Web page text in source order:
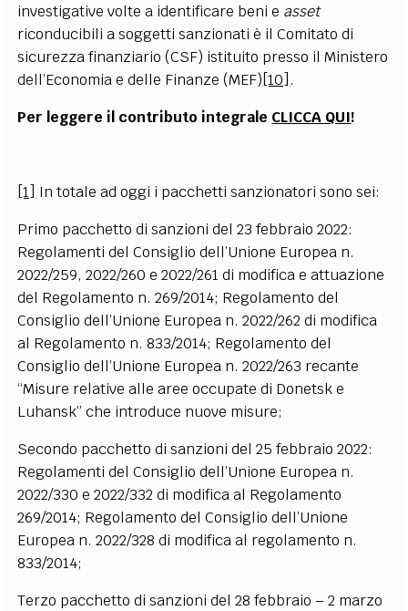
investigative volte a identificare beni e asset
riconducibili a soggetti sanzionati è il Comitato di
sicurezza finanziario (CSF) istituito presso il Ministero
dell’Economia e delle Finanze (MEF)[10] .
Per leggere il contributo integrale CLICCA QUI!
[1] In totale ad oggi i pacchetti sanzionatori sono sei:
Primo pacchetto di sanzioni del 23 febbraio 2022:
Regolamenti del Consiglio dell’Unione Europea n.
2022/259, 2022/260 e 2022/261 di modifica e attuazione
del Regolamento n. 269/2014; Regolamento del
Consiglio dell’Unione Europea n. 2022/262 di modifica
al Regolamento n. 833/2014; Regolamento del
Consiglio dell’Unione Europea n. 2022/263 recante
“Misure relative alle aree occupate di Donetsk e
Luhansk” che introduce nuove misure;
Secondo pacchetto di sanzioni del 25 febbraio 2022:
Regolamenti del Consiglio dell’Unione Europea n.
2022/330 e 2022/332 di modifica al Regolamento
269/2014; Regolamento del Consiglio dell’Unione
Europea n. 2022/328 di modifica al regolamento n.
833/2014;
Terzo pacchetto di sanzioni del 28 febbraio – 2 marzo